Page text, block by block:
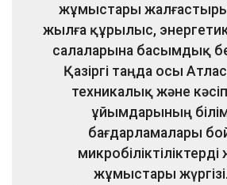
жұмыстары
жылға құрылыс,
салаларына басымдық
Қазіргі таңда осы
техникалық және
ұйымдарының
бағдарламалары
жұмыстары